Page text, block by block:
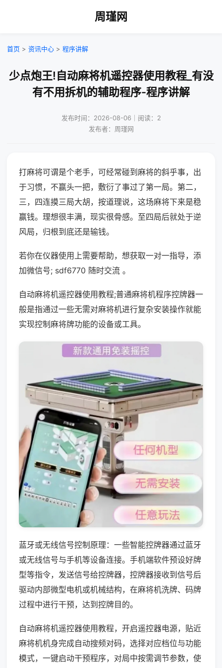
周瑾网
首页 > 资讯中心 > 程序讲解
少点炮王!自动麻将机遥控器使用教程_有没
有不用拆机的辅助程序-程序讲解
发布时间：2026-08-06｜阅读：2
发布者：周瑾网
打麻将可谓是个老手，可经常碰到麻将的斜乎事，出
于习惯，不赢头一把，敷衍了事过了第一局。第二，
三，四连摸三局大胡，按道理说，这场麻将下来是稳
赢钱。理想很丰满，现实很骨感。至四局后就处于逆
风局，归根到底还是输钱。
若你在仪器使用上需要帮助，想获取一对一指导，添
加微信号; sdf6770 随时交流 。
自动麻将机遥控器使用教程;普通麻将机程序控牌器一
般是指通过一些无需对麻将机进行复杂安装操作就能
实现控制麻将牌功能的设备或工具。
蓝牙或无线信号控制原理：一些智能控牌器通过蓝牙
或无线信号与手机等设备连接。手机端软件预设好牌
型等指令，发送信号给控牌器，控牌器接收到信号后
驱动内部微型电机或机械结构，在麻将机洗牌、码牌
过程中进行干预，达到控牌目的。
自动麻将机遥控器使用教程，开启遥控器电源，贴近
麻将机机身完成自动搜频对码，选择对应档位与功能
模式，一键启动干预程序，对局中按需调节参数，使